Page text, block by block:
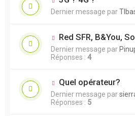
Dernier message par
Red SFR, B&You,
Dernier message par
Réponses : 4
Quel opérateur?
Dernier message par
Réponses : 5